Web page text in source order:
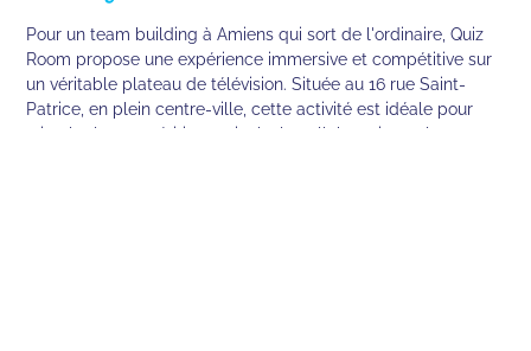
Pour un team building à Amiens qui sort de l'ordinaire, Quiz
Room propose une expérience immersive et compétitive sur
un véritable plateau de télévision. Située au 16 rue Saint-
Patrice, en plein centre-ville, cette activité est idéale pour
stimuler la compétition amicale, la collaboration et la